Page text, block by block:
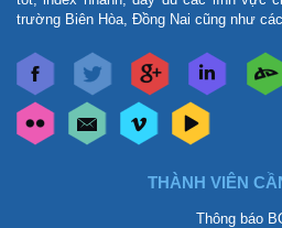
trường Biên Hòa, Đồng Nai cũng như
THÀNH VIÊN
Thông báo